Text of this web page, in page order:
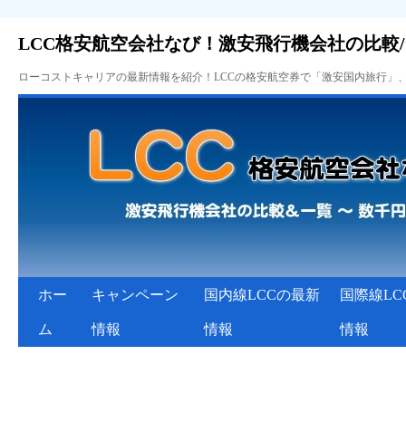
LCC格安航空会社なび！激安飛行機会社の比較
ローコストキャリアの最新情報を紹介！LCCの格安航空券で「激安国内旅行
ホー
ム
キャンペーン
情報
国内線LCCの最新
情報
国際線
情報